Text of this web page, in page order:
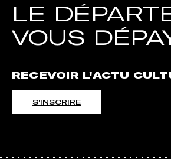
LE
VOUS
RECEVOIR L'ACTU
S'INSCRIRE